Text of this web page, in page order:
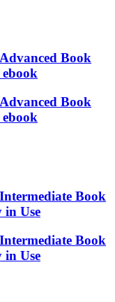
Book
Book
Book
Use
Book
Use